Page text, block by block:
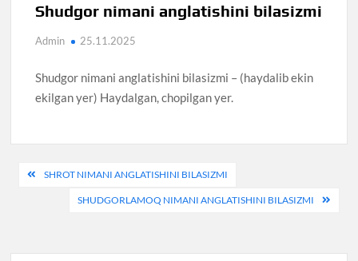
Shudgor nimani anglatishini bilasizmi
Admin 25.11.2025
Shudgor nimani anglatishini bilasizmi – (haydalib ekin
ekilgan yer) Haydalgan, chopilgan yer.
Post
menyusi
SHROT NIMANI ANGLATISHINI BILASIZMI
SHUDGORLAMOQ NIMANI ANGLATISHINI BILASIZMI